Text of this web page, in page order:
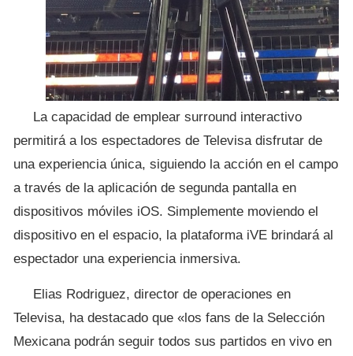
La capacidad de emplear surround interactivo
permitirá a los espectadores de Televisa disfrutar de
una experiencia única, siguiendo la acción en el campo
a través de la aplicación de segunda pantalla en
dispositivos móviles iOS. Simplemente moviendo el
dispositivo en el espacio, la plataforma iVE brindará al
espectador una experiencia inmersiva.
Elias Rodriguez, director de operaciones en
Televisa, ha destacado que «los fans de la Selección
Mexicana podrán seguir todos sus partidos en vivo en